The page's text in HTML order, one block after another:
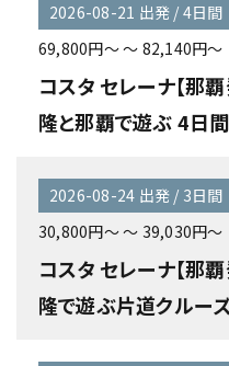
2026-08-21 出発 / 4日間
69,800円～ ～ 82,140円～
コスタ セレーナ【那
隆と那覇で遊ぶ 4日間
2026-08-24 出発 / 3日間
30,800円～ ～ 39,030円～
コスタ セレーナ【那
隆で遊ぶ片道クルー